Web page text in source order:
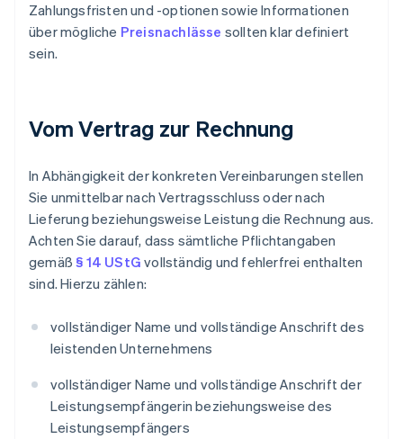
Zahlungsfristen und -optionen sowie Informationen
über mögliche Preisnachlässe sollten klar definiert
sein.
Vom Vertrag zur Rechnung
In Abhängigkeit der konkreten Vereinbarungen stellen
Sie unmittelbar nach Vertragsschluss oder nach
Lieferung beziehungsweise Leistung die Rechnung aus.
Achten Sie darauf, dass sämtliche Pflichtangaben
gemäß§ 14 UStG vollständig und fehlerfrei enthalten
sind. Hierzu zählen:
vollständiger Name und vollständige Anschrift des
leistenden Unternehmens
vollständiger Name und vollständige Anschrift der
Leistungsempfängerin beziehungsweise des
Leistungsempfängers